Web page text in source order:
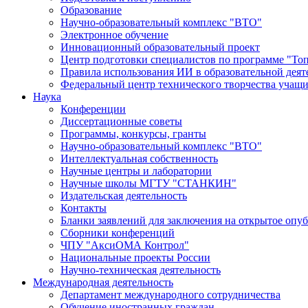
Образование
Научно-образовательный комплекс "ВТО"
Электронное обучение
Инновационный образовательный проект
Центр подготовки специалистов по программе
Правила использования ИИ в образовательной
Федеральный центр технического творчества
Наука
Конференции
Диссертационные советы
Программы, конкурсы, гранты
Научно-образовательный комплекс "ВТО"
Интеллектуальная собственность
Научные центры и лаборатории
Научные школы МГТУ "СТАНКИН"
Издательская деятельность
Контакты
Бланки заявлений для заключения на открытое
Сборники конференций
ЧПУ "АксиОМА Контрол"
Национальные проекты России
Научно-техническая деятельность
Международная деятельность
Департамент международного сотрудничества